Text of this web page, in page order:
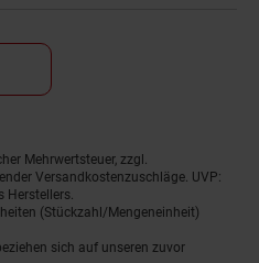
Mehrwertsteuer, zzgl.
Versandkostenzuschläge. UVP:
Herstellers.
(Stückzahl/Mengeneinheit)
sich auf unseren zuvor